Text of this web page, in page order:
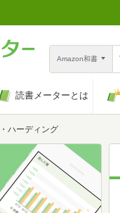
Amazon和書
読書メーターとは
ハーディング